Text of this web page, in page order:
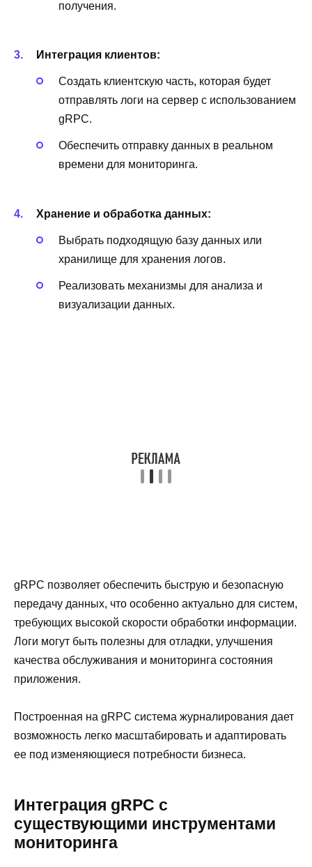
получения.
Интеграция клиентов:
Создать клиентскую часть, которая будет
отправлять логи на сервер с использованием
gRPC.
Обеспечить отправку данных в реальном
времени для мониторинга.
Хранение и обработка данных:
Выбрать подходящую базу данных или
хранилище для хранения логов.
Реализовать механизмы для анализа и
визуализации данных.
gRPC позволяет обеспечить быструю и безопасную
передачу данных, что особенно актуально для систем,
требующих высокой скорости обработки информации.
Логи могут быть полезны для отладки, улучшения
качества обслуживания и мониторинга состояния
приложения.
Построенная на gRPC система журналирования дает
возможность легко масштабировать и адаптировать
ее под изменяющиеся потребности бизнеса.
Интеграция gRPC с
существующими инструментами
мониторинга